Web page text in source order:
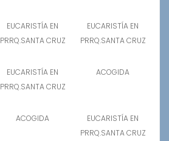
EUCARISTÍA EN
PRRQ.SANTA CRUZ
EUCARISTÍA EN
PRRQ.SANTA CRUZ
EUCARISTÍA EN
PRRQ.SANTA CRUZ
ACOGIDA
ACOGIDA
EUCARISTÍA EN
PRRQ.SANTA CRUZ